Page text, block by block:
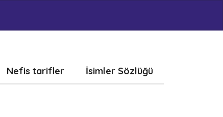
Nefis tarifler İsimler Sözlüğü